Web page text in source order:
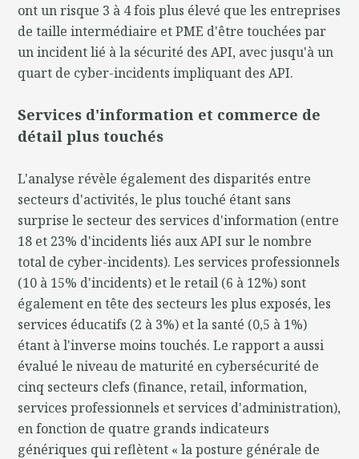
ont un risque 3 à 4 fois plus élevé que les entreprises
de taille intermédiaire et PME d'être touchées par
un incident lié à la sécurité des API, avec jusqu'à un
quart de cyber-incidents impliquant des API.
Services d'information et commerce de
détail plus touchés
L'analyse révèle également des disparités entre
secteurs d'activités, le plus touché étant sans
surprise le secteur des services d'information (entre
18 et 23% d'incidents liés aux API sur le nombre
total de cyber-incidents). Les services professionnels
(10 à 15% d'incidents) et le retail (6 à 12%) sont
également en tête des secteurs les plus exposés, les
services éducatifs (2 à 3%) et la santé (0,5 à 1%)
étant à l'inverse moins touchés. Le rapport a aussi
évalué le niveau de maturité en cybersécurité de
cinq secteurs clefs (finance, retail, information,
services professionnels et services d'administration),
en fonction de quatre grands indicateurs
génériques qui reflètent « la posture générale de